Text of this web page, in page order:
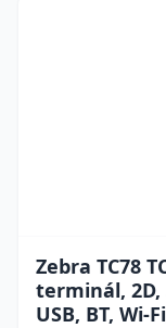
Zebra TC78
terminál, 2D,
USB, BT, Wi-